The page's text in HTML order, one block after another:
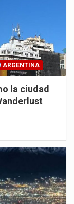
ARGENTINA
la ciudad